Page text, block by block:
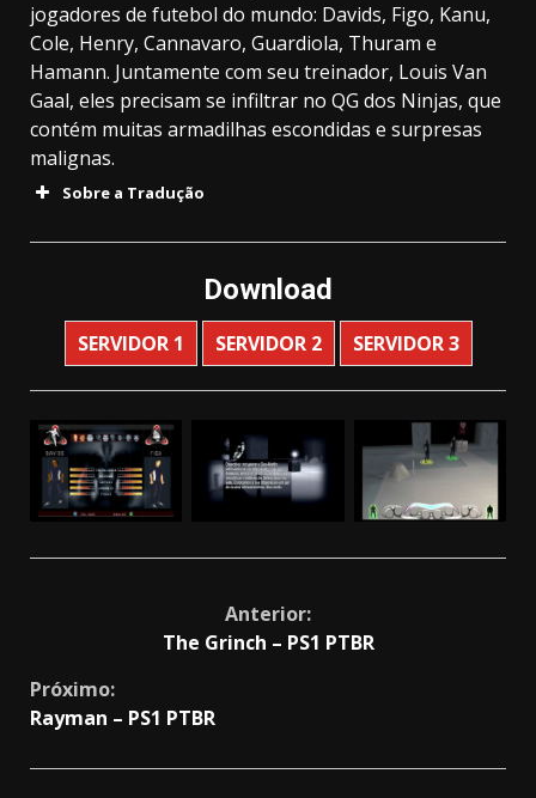
jogadores de futebol do mundo: Davids, Figo, Kanu,
Cole, Henry, Cannavaro, Guardiola, Thuram e
Hamann. Juntamente com seu treinador, Louis Van
Gaal, eles precisam se infiltrar no QG dos Ninjas, que
contém muitas armadilhas escondidas e surpresas
malignas.
Sobre a Tradução
Download
SERVIDOR 1 SERVIDOR 2 SERVIDOR 3
Anterior:
The Grinch – PS1 PTBR
Próximo:
Rayman – PS1 PTBR